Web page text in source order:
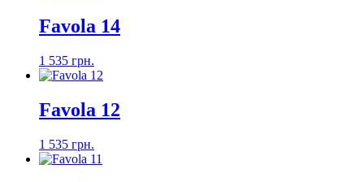
Favola 14
1 535 грн.
Favola 12
1 535 грн.